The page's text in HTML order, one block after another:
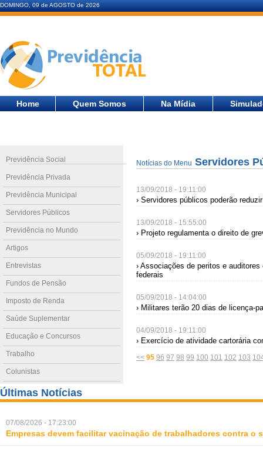
DOMINGO, 09 de AGOSTO de 2026
Home Quem Somos Na Mídia
Previdência Social
Previdência Privada
Previdência Municipal
Servidores Públicos
Previdência no Mundo
Artigos
Entrevistas
Fundos de Pensão
Imposto de Renda
Saúde Suplementar
Educação e Concursos
Trabalho
Colunistas
Notícias do Menu Servidores
13/09/2018 - 19:11:00
› Servidores públicos poderão
13/09/2018 - 15:55:00
› Projeto regulamenta o direito de
05/09/2018 - 19:11:00
› Associações de peritos e
federais
05/09/2018 - 14:04:00
› Militares terão 20 dias de licença-
04/09/2018 - 19:11:00
› Exercício de atividade cartorária
<< 95 96 97 98 99 100 101 102 103
Últimas Notícias
07/08/2026 - 17:23:00
Empresas devem facilitar vacinação de trabalhadores contra o